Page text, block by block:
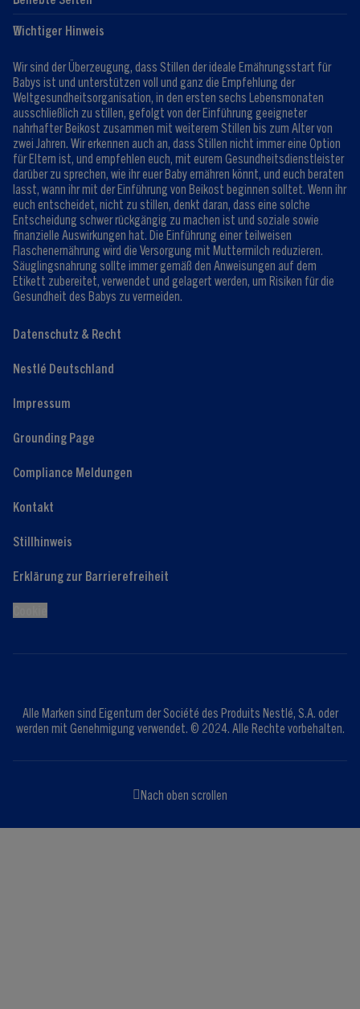
Hilfe
Expert:innen
Kontaktformular
Club-Info
Registrieren/Anmelden
Wichtiger Hinweis
Wir sind der Überzeugung, dass Stillen der ideale Ernährungsstart für
Babys ist und unterstützen voll und ganz die Empfehlung der
Weltgesundheitsorganisation, in den ersten sechs Lebensmonaten
ausschließlich zu stillen, gefolgt von der Einführung geeigneter
nahrhafter Beikost zusammen mit weiterem Stillen bis zum Alter von
zwei Jahren. Wir erkennen auch an, dass Stillen nicht immer eine Option
für Eltern ist, und empfehlen euch, mit eurem Gesundheitsdienstleister
darüber zu sprechen, wie ihr euer Baby ernähren könnt, und euch beraten
lasst, wann ihr mit der Einführung von Beikost beginnen solltet. Wenn ihr
euch entscheidet, nicht zu stillen, denkt daran, dass eine solche
Entscheidung schwer rückgängig zu machen ist und soziale sowie
finanzielle Auswirkungen hat. Die Einführung einer teilweisen
Flaschenernährung wird die Versorgung mit Muttermilch reduzieren.
Säuglingsnahrung sollte immer gemäß den Anweisungen auf dem
Etikett zubereitet, verwendet und gelagert werden, um Risiken für die
Gesundheit des Babys zu vermeiden.
Datenschutz & Recht
Nestlé Deutschland
Impressum
Grounding Page
Compliance Meldungen
Kontakt
Stillhinweis
Erklärung zur Barrierefreiheit
Alle Marken sind Eigentum der Société des Produits Nestlé, S.A. oder
werden mit Genehmigung verwendet. © 2024. Alle Rechte vorbehalten.
Nach oben scrollen